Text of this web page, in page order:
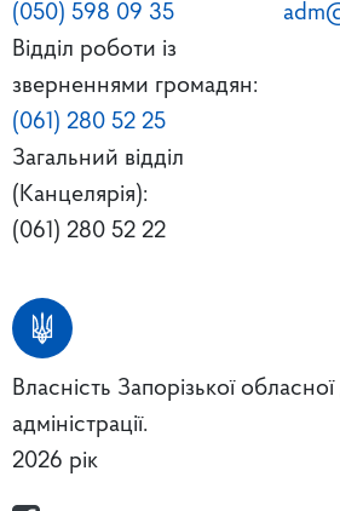
(050) 598 09 35
Відділ роботи із
зверненнями громадян:
(061) 280 52 25
Загальний відділ
(Канцелярія):
(061) 280 52 22
Власність Запорізької
адміністрації.
2026 рік